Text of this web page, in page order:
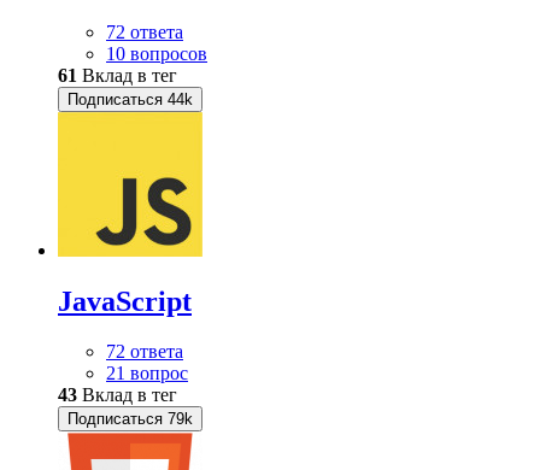
72 ответа
10 вопросов
61 Вклад в тег
Подписаться 44k
JavaScript
72 ответа
21 вопрос
43 Вклад в тег
Подписаться 79k